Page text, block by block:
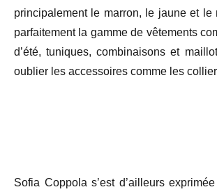
principalement le marron, le jaune et le
parfaitement la gamme de vêtements
d’été, tuniques, combinaisons et
oublier les accessoires comme les
Sofia Coppola s’est d’ailleurs